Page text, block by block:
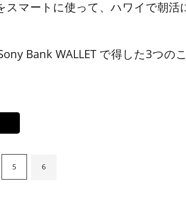
スマートに使って、ハワイで朝活
Bank WALLET で得した3つの
5 6